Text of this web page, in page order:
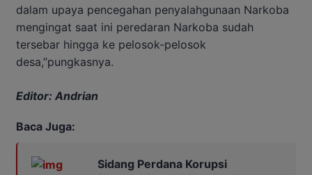
dalam upaya pencegahan penyalahgunaan Narkoba
mengingat saat ini peredaran Narkoba sudah
tersebar hingga ke pelosok-pelosok
desa,”pungkasnya.
Editor: Andrian
Baca Juga:
Sidang Perdana Korupsi